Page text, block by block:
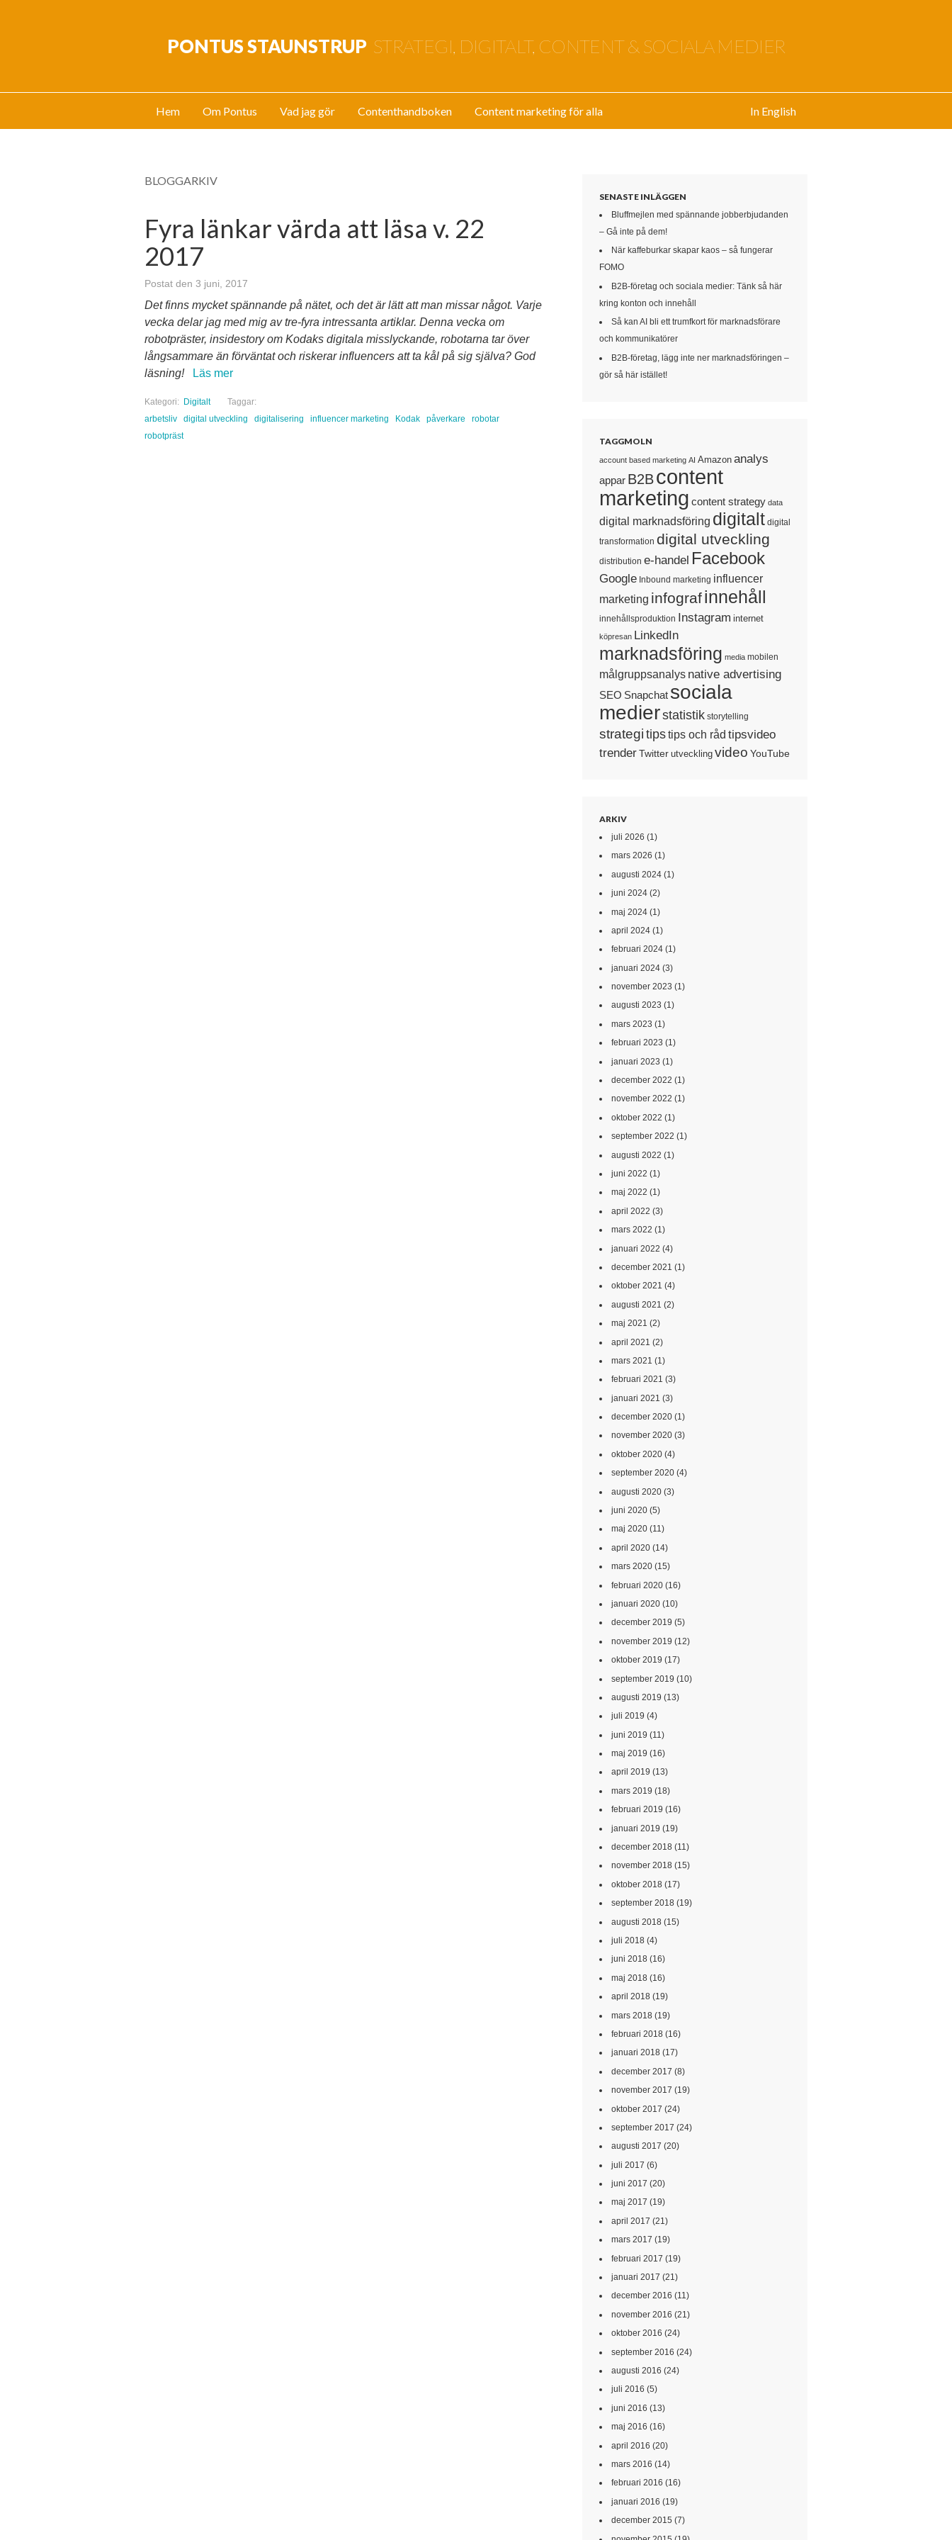
PONTUS STAUNSTRUP STRATEGI, DIGITALT, CONTENT & SOCIALA MEDIER
Hem Om Pontus Vad jag gör Contenthandboken Content marketing för alla In English
BLOGGARKIV
Fyra länkar värda att läsa v. 22
2017
Postat den 3 juni, 2017
Det finns mycket spännande på nätet, och det är lätt att man missar något. Varje
vecka delar jag med mig av tre-fyra intressanta artiklar. Denna vecka om
robotpräster, insidestory om Kodaks digitala misslyckande, robotarna tar över
långsammare än förväntat och riskerar influencers att ta kål på sig själva? God
läsning!
Läs mer
Kategori: Digitalt
Taggar:
arbetsliv
digital utveckling digitalisering influencer marketing Kodak påverkare
robotar
robotpräst
SENASTE INLÄGGEN
Bluffmejlen med spännande jobberbjudanden
– Gå inte på dem!
När kaffeburkar skapar kaos – så fungerar
FOMO
B2B-företag och sociala medier: Tänk så här
kring konton och innehåll
Så kan AI bli ett trumfkort för marknadsförare
och kommunikatörer
B2B-företag, lägg inte ner marknadsföringen –
gör så här istället!
TAGGMOLN
account based marketing AI Amazon analys
appar B2Bcontent
marketing content strategy data
digital marknadsföring digitalt digital
transformation digital utveckling
distribution e-handel Facebook
Google Inbound marketing influencer
marketing infografinnehåll
innehållsproduktion Instagram internet
köpresan LinkedIn
marknadsföring media mobilen
målgruppsanalys native advertising
SEO Snapchat sociala
medierstatistik storytelling
strategi tipstips och råd tipsvideo
trender Twitter utveckling video YouTube
ARKIV
juli 2026 (1)
mars 2026 (1)
augusti 2024(1)
juni 2024(2)
maj 2024(1)
april 2024(1)
februari 2024(1)
januari 2024(3)
november 2023 (1)
augusti 2023 (1)
mars 2023 (1)
februari 2023 (1)
januari 2023 (1)
december 2022 (1)
november 2022 (1)
oktober 2022 (1)
september 2022 (1)
augusti 2022 (1)
juni 2022 (1)
maj 2022 (1)
april 2022 (3)
mars 2022 (1)
januari 2022 (4)
december 2021 (1)
oktober 2021 (4)
augusti 2021 (2)
maj 2021 (2)
april 2021 (2)
mars 2021 (1)
februari 2021 (3)
januari 2021 (3)
december 2020(1)
november 2020(3)
oktober 2020(4)
september 2020(4)
augusti 2020(3)
juni 2020(5)
maj 2020(11)
april 2020(14)
mars 2020(15)
februari 2020(16)
januari 2020(10)
december 2019 (5)
november 2019 (12)
oktober 2019 (17)
september 2019 (10)
augusti 2019 (13)
juli 2019 (4)
juni 2019 (11)
maj 2019 (16)
april 2019 (13)
mars 2019 (18)
februari 2019 (16)
januari 2019 (19)
december 2018(11)
november 2018(15)
oktober 2018(17)
september 2018(19)
augusti 2018(15)
juli 2018(4)
juni 2018(16)
maj 2018(16)
april 2018(19)
mars 2018(19)
februari 2018(16)
januari 2018(17)
december 2017 (8)
november 2017 (19)
oktober 2017 (24)
september 2017 (24)
augusti 2017 (20)
juli 2017 (6)
juni 2017 (20)
maj 2017 (19)
april 2017 (21)
mars 2017 (19)
februari 2017 (19)
januari 2017 (21)
december 2016 (11)
november 2016 (21)
oktober 2016 (24)
september 2016 (24)
augusti 2016 (24)
juli 2016 (5)
juni 2016 (13)
maj 2016 (16)
april 2016 (20)
mars 2016 (14)
februari 2016 (16)
januari 2016 (19)
december 2015 (7)